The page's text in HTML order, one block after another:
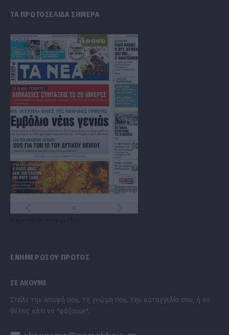
ΤΑ ΠΡΩΤΟΣΕΛΙΔΑ ΣΗΜΕΡΑ
ΕΝΗΜΕΡΩΣΟΥ ΠΡΩΤΟΣ
ΣΕ ΑΚΟΥΜΕ
Στείλε την άποψή σου, τη γνώμη σου, την καταγγελία σου, ή αν
θέλεις κάτι να "ψάξουμε".